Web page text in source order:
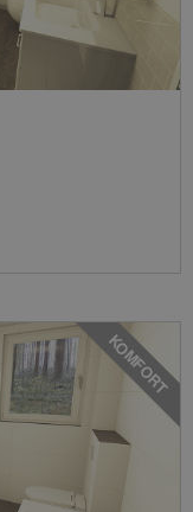
KOMFORT